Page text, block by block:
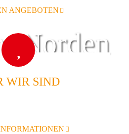
Norden
für
ANGEBOTEN
WIR SIND